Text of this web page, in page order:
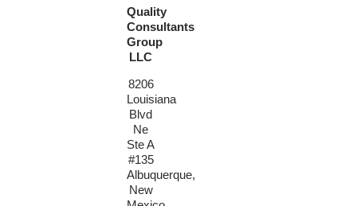
Quality
Consultants
Group
LLC
8206
Louisiana
Blvd
Ne
Ste A
#135
Albuquerque,
New